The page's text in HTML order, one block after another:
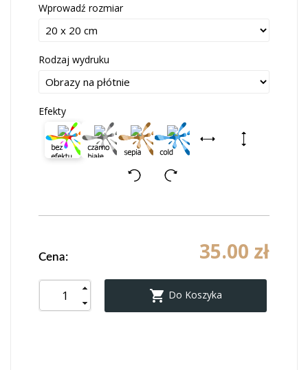
Wprowadź rozmiar
Rodzaj wydruku
Efekty
Cena: 35.00 zł
 Do Koszyka